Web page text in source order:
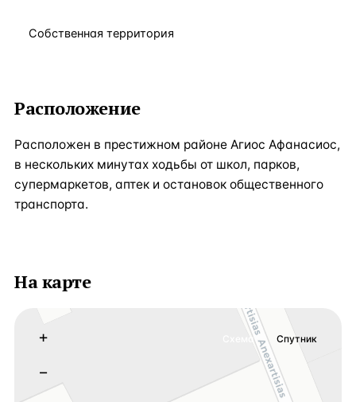
Собственная территория
Расположение
Расположен в престижном районе Агиос Афанасиос,
в нескольких минутах ходьбы от школ, парков,
супермаркетов, аптек и остановок общественного
транспорта.
На карте
+
−
Схема Спутник